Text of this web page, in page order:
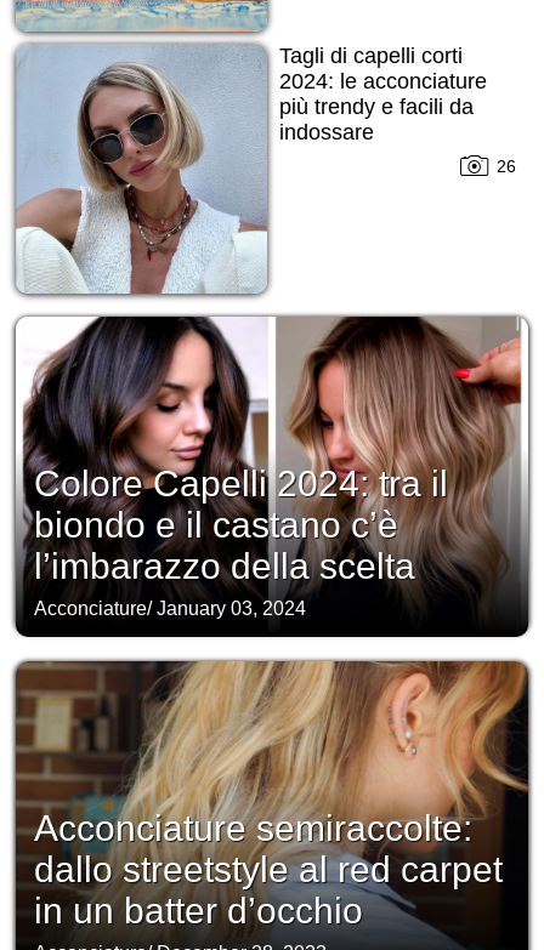
Tagli di capelli corti
2024: le acconciature
più trendy e facili da
indossare
indipendentemente
26
Colore Capelli 2024: tra il
biondo e il castano c’è
l’imbarazzo della scelta
Acconciature/January 03, 2024
Acconciature semiraccolte:
dallo streetstyle al red carpet
in un batter d’occhio